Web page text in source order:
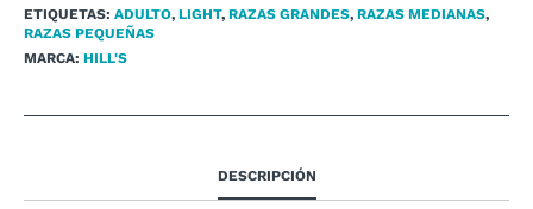
ETIQUETAS: ADULTO, LIGHT, RAZAS GRANDES, RAZAS MEDIANAS,
RAZAS PEQUEÑAS
MARCA: HILL'S
DESCRIPCIÓN